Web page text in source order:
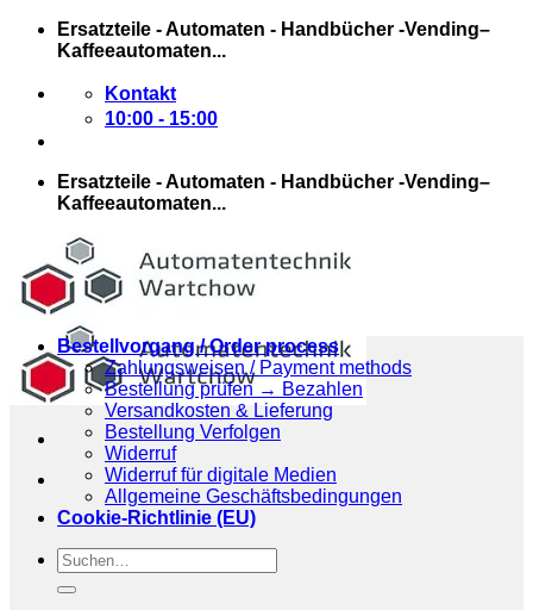
Zum
Ersatzteile - Automaten - Handbücher -Vending–
Kaffeeautomaten...
Kontakt
10:00 - 15:00
Ersatzteile - Automaten - Handbücher -Vending–
Kaffeeautomaten...
Bestellvorgang / Order process
Zahlungsweisen / Payment methods
Bestellung prüfen → Bezahlen
Versandkosten & Lieferung
Bestellung Verfolgen
Widerruf
Widerruf für digitale Medien
Allgemeine Geschäftsbedingungen
Cookie-Richtlinie (EU)
Suchen
nach: